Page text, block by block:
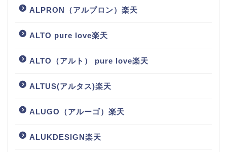
ALPRON（アルプロン）楽天
ALTO pure love楽天
ALTO（アルト） pure love楽天
ALTUS(アルタス)楽天
ALUGO（アルーゴ）楽天
ALUKDESIGN楽天